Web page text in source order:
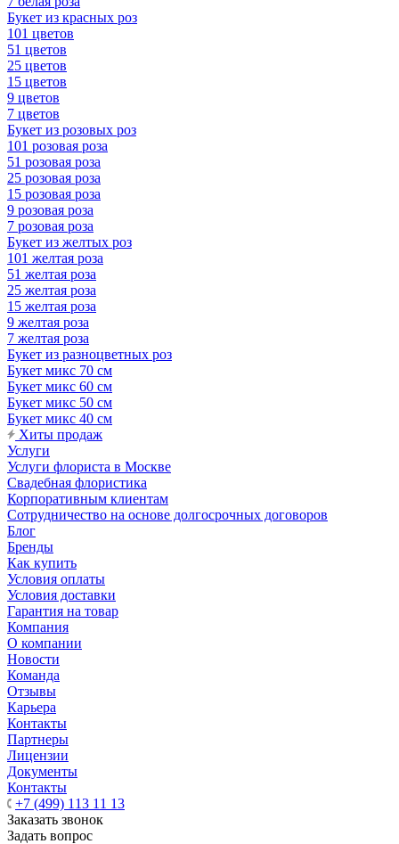
Букет из красных роз
101 цветов
51 цветов
25 цветов
15 цветов
9 цветов
7 цветов
Букет из розовых роз
101 розовая роза
51 розовая роза
25 розовая роза
15 розовая роза
9 розовая роза
7 розовая роза
Букет из желтых роз
101 желтая роза
51 желтая роза
25 желтая роза
15 желтая роза
9 желтая роза
7 желтая роза
Букет из разноцветных роз
Букет микс 70 см
Букет микс 60 см
Букет микс 50 см
Букет микс 40 см
Хиты продаж
Услуги
Услуги флориста в Москве
Свадебная флористика
Корпоративным клиентам
Сотрудничество на основе долгосрочных договоров
Блог
Бренды
Как купить
Условия оплаты
Условия доставки
Гарантия на товар
Компания
О компании
Новости
Команда
Отзывы
Карьера
Контакты
Партнеры
Лицензии
Документы
Контакты
+7 (499) 113 11 13
Заказать звонок
Задать вопрос